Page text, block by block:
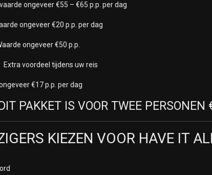
ongeveer €55 – €65 p.p. per dag
ongeveer €20 p.p. per dag
ongeveer €50 p.p.
voordeel tijdens uw reis
€17 p.p. per dag
PAKKET IS VOOR TWEE PERSONEN
KIEZEN VOOR HAVE IT